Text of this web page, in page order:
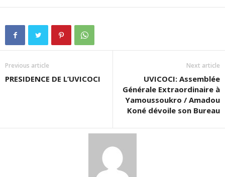
Previous article
PRESIDENCE DE L’UVICOCI
Next article
UVICOCI: Assemblée
Générale Extraordinaire à
Yamoussoukro / Amadou
Koné dévoile son Bureau